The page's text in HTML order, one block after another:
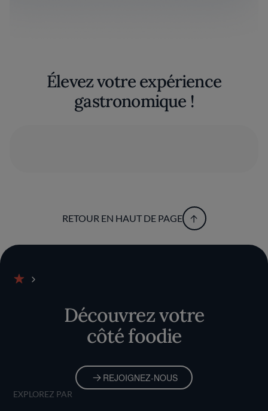
Élevez votre expérience
gastronomique !
RETOUR EN HAUT DE PAGE
Découvrez votre
côté foodie
REJOIGNEZ-NOUS
EXPLOREZ PAR